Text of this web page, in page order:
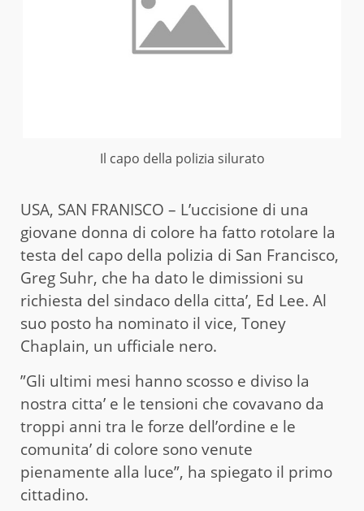
Il capo della polizia silurato
USA, SAN FRANISCO – L’uccisione di una
giovane donna di colore ha fatto rotolare la
testa del capo della polizia di San Francisco,
Greg Suhr, che ha dato le dimissioni su
richiesta del sindaco della citta’, Ed Lee. Al
suo posto ha nominato il vice, Toney
Chaplain, un ufficiale nero.
”Gli ultimi mesi hanno scosso e diviso la
nostra citta’ e le tensioni che covavano da
troppi anni tra le forze dell’ordine e le
comunita’ di colore sono venute
pienamente alla luce”, ha spiegato il primo
cittadino.